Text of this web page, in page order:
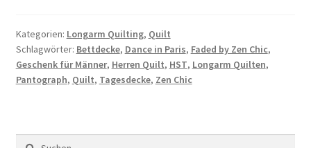
Kategorien: Longarm Quilting, Quilt
Schlagwörter: Bettdecke, Dance in Paris, Faded by Zen Chic,
Geschenk für Männer, Herren Quilt, HST, Longarm Quilten,
Pantograph, Quilt, Tagesdecke, Zen Chic
Suchen